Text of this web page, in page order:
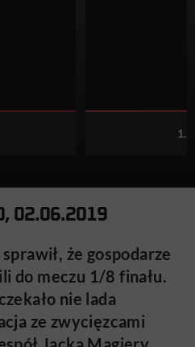
1.
02.06.2019
że gospodarze
do meczu 1/8 finału.
nie lada
ze zwycięzcami